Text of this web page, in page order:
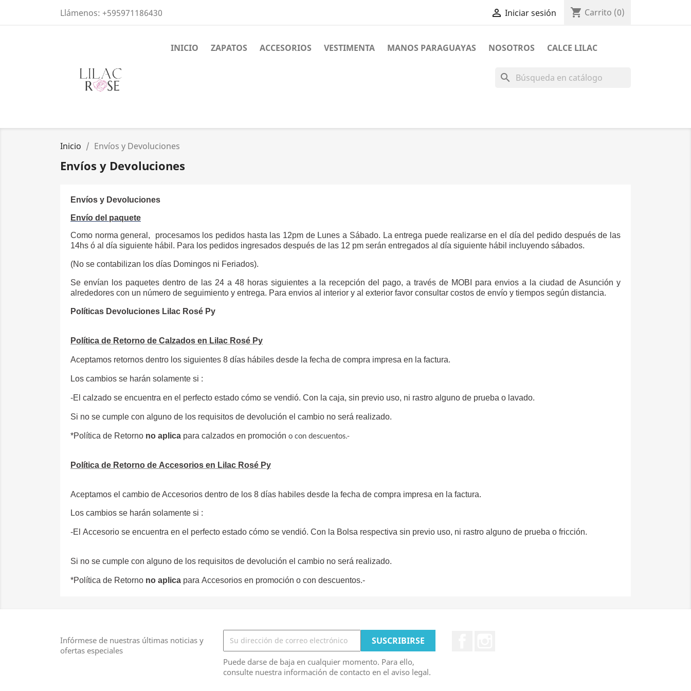
Llámenos: +595971186430  Iniciar sesión shopping_cart Carrito (0)
INICIO ZAPATOS ACCESORIOS VESTIMENTA MANOS PARAGUAYAS NOSOTROS CALCE LILAC
search
Inicio Envíos y Devoluciones
Envíos y Devoluciones
Envíos y Devoluciones
Envío del paquete
Como norma general, procesamos los pedidos hasta las 12pm de Lunes a Sábado. La entrega puede realizarse en el día del pedido después de las
14hs ó al día siguiente hábil. Para los pedidos ingresados después de las 12 pm serán entregados al día siguiente hábil incluyendo sábados.
(No se contabilizan los días Domingos ni Feriados).
Se envían los paquetes dentro de las 24 a 48 horas siguientes a la recepción del pago, a través de MOBI para envios a la ciudad de Asunción y
alrededores con un número de seguimiento y entrega. Para envios al interior y al exterior favor consultar costos de envío y tiempos según distancia.
Políticas Devoluciones Lilac Rosé Py
Política de Retorno de Calzados en Lilac Rosé Py
Aceptamos retornos dentro los siguientes 8 días hábiles desde la fecha de compra impresa en la factura.
Los cambios se harán solamente si :
-El calzado se encuentra en el perfecto estado cómo se vendió. Con la caja, sin previo uso, ni rastro alguno de prueba o lavado.
Si no se cumple con alguno de los requisitos de devolución el cambio no será realizado.
*Política de Retorno no aplica para calzados en promoción o con descuentos.-
Política de Retorno de Accesorios en Lilac Rosé Py
Aceptamos el cambio de Accesorios dentro de los 8 días habiles desde la fecha de compra impresa en la factura.
Los cambios se harán solamente si :
-El Accesorio se encuentra en el perfecto estado cómo se vendió. Con la Bolsa respectiva sin previo uso, ni rastro alguno de prueba o fricción.
Si no se cumple con alguno de los requisitos de devolución el cambio no será realizado.
*Política de Retorno no aplica para Accesorios en promoción o con descuentos.-
Infórmese de nuestras últimas noticias y
ofertas especiales
Puede darse de baja en cualquier momento. Para ello,
consulte nuestra información de contacto en el aviso legal.